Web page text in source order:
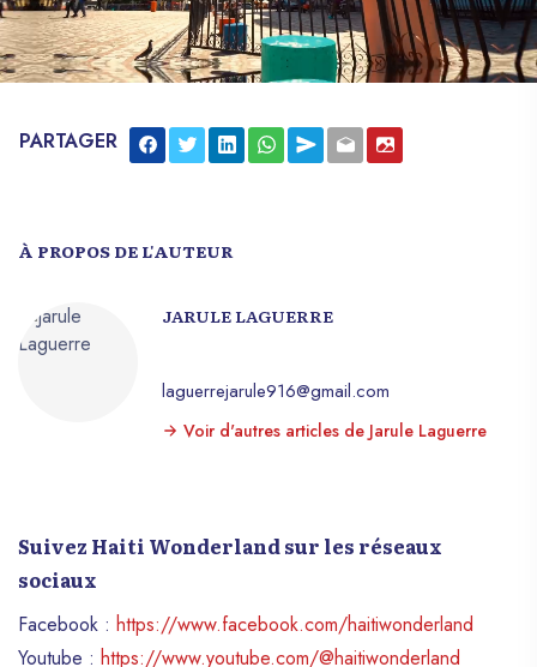
PARTAGER
À PROPOS DE L'AUTEUR
JARULE LAGUERRE
laguerrejarule916@gmail.com
Voir d'autres articles de Jarule Laguerre
Suivez Haiti Wonderland sur les réseaux
sociaux
Facebook : https://www.facebook.com/haitiwonderland
Youtube : https://www.youtube.com/@haitiwonderland